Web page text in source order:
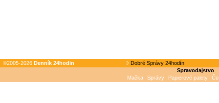
©2005-2026 Denník 24hodin
Dobré Správy 24hodín
Spravodajstvo
Mačka
Správy Papierové palety